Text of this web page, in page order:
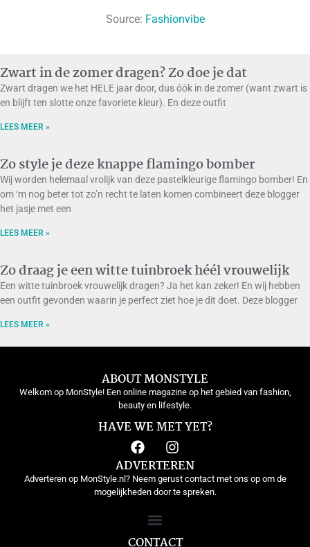
Source: Fashionvibe
Zwart in de zomer dragen? Zo doe je dat
Zwart dragen we het HELE jaar door, dus óók in de zomer (want zwart is
en blijft ten slotte onze favoriete kleur). En deze outfit
LEES MEER »
Zo style je deze knappe flamingo bomber
Wij worden helemaal vrolijk van deze pastelkleurige flamingo bomber! En
om ‘m nog beter tot zo’n recht te laten komen combineert deze blogger
het jasje met een
LEES MEER »
Zo draag je een witte tuinbroek héél vrouwelijk
Een witte tuinbroek vrouwelijk dragen? Ja het kan zeker! En wij hebben
een outfit gevonden waarin je perfect ziet hoe je dit doet. Deze blogger
LEES MEER »
ABOUT MONSTYLE
Welkom op MonStyle! Een online magazine op het gebied van fashion,
beauty en lifestyle.
HAVE WE MET YET?
ADVERTEREN
Adverteren op MonStyle.nl? Neem gerust contact met ons op om de
mogelijkheden door te spreken.
CONTACT